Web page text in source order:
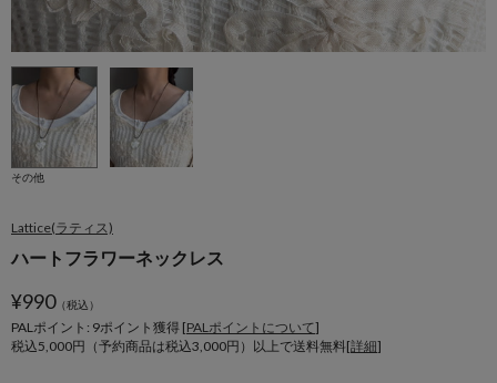
その他
Lattice(ラティス)
ハートフラワーネックレス
¥990（税込）
PALポイント: 9ポイント獲得 [PALポイントについて]
税込5,000円（予約商品は税込3,000円）以上で送料無料[詳細]